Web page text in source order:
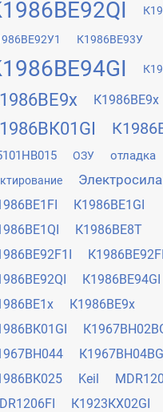
К1986ВЕ93У
К1986ВЕ9х
ОЗУ отладка
Электросила
К1986ВЕ1GI
К1986ВЕ8Т
К1986ВЕ92FI
К1986ВЕ94GI
К1986ВЕ9x
К1967ВН04BG
Keil
К1923КХ02GI